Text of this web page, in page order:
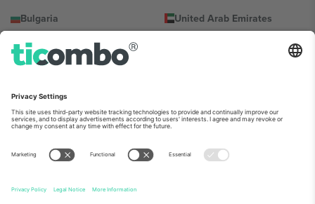
Bulgaria
Totleben 53-55, 1606 Sofia,
Bulgaria
United Arab Emirates
Building A1, Office 302, Dubai,
Mexico
Av Chapultepec 360, Roma
Norte, Cuauhtémoc, 06700
Ciudad de México, CDMX,
Mexico
პლატფორმის პროვაიდერის იურიდიული პირი იცვლება